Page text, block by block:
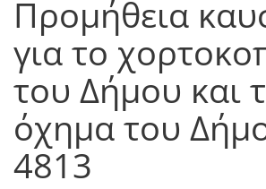
Προμήθεια
για το
του Δήμου και
όχημα του
4813